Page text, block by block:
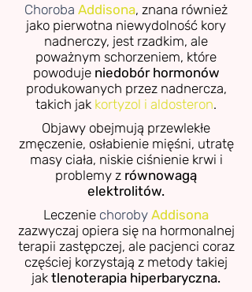
Choroba Addisona, znana również
jako pierwotna niewydolność kory
nadnerczy, jest rzadkim, ale
poważnym schorzeniem, które
powoduje niedobór hormonów
produkowanych przez nadnercza,
takich jak kortyzol i aldosteron.
Objawy obejmują przewlekłe
zmęczenie, osłabienie mięśni, utratę
masy ciała, niskie ciśnienie krwi i
problemy z równowagą
elektrolitów.
Leczenie choroby Addisona
zazwyczaj opiera się na hormonalnej
terapii zastępczej, ale pacjenci coraz
częściej korzystają z metody takiej
jak tlenoterapia hiperbaryczna.